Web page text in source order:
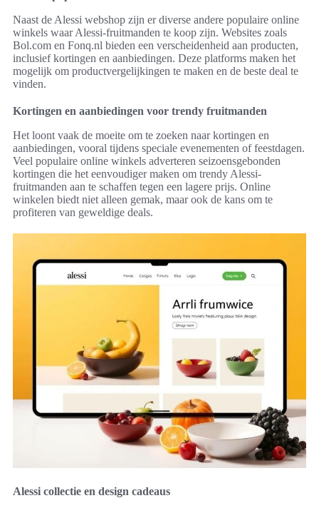
Naast de Alessi webshop zijn er diverse andere populaire online
winkels waar Alessi-fruitmanden te koop zijn. Websites zoals
Bol.com en Fonq.nl bieden een verscheidenheid aan producten,
inclusief kortingen en aanbiedingen. Deze platforms maken het
mogelijk om productvergelijkingen te maken en de beste deal te
vinden.
Kortingen en aanbiedingen voor trendy fruitmanden
Het loont vaak de moeite om te zoeken naar kortingen en
aanbiedingen, vooral tijdens speciale evenementen of feestdagen.
Veel populaire online winkels adverteren seizoensgebonden
kortingen die het eenvoudiger maken om trendy Alessi-
fruitmanden aan te schaffen tegen een lagere prijs. Online
winkelen biedt niet alleen gemak, maar ook de kans om te
profiteren van geweldige deals.
Alessi collectie en design cadeaus